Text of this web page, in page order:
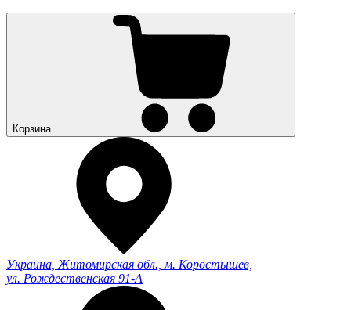
Корзина
Украина, Житомирская обл., м. Коростышев,
ул. Рождественская 91-А